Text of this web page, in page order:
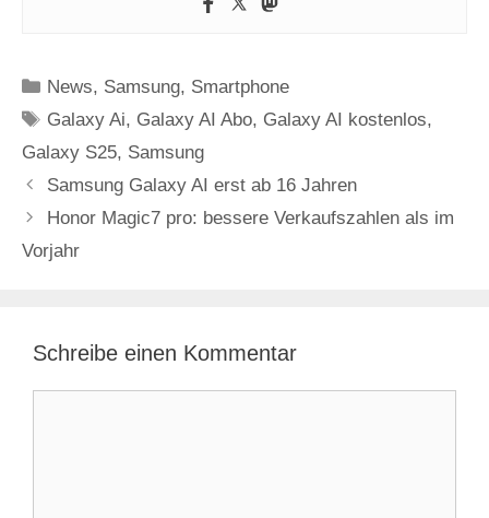
Kategorien
News, Samsung, Smartphone
Schlagwörter
Galaxy Ai, Galaxy AI Abo, Galaxy AI kostenlos,
Galaxy S25, Samsung
Samsung Galaxy AI erst ab 16 Jahren
Honor Magic7 pro: bessere Verkaufszahlen als im
Vorjahr
Schreibe einen Kommentar